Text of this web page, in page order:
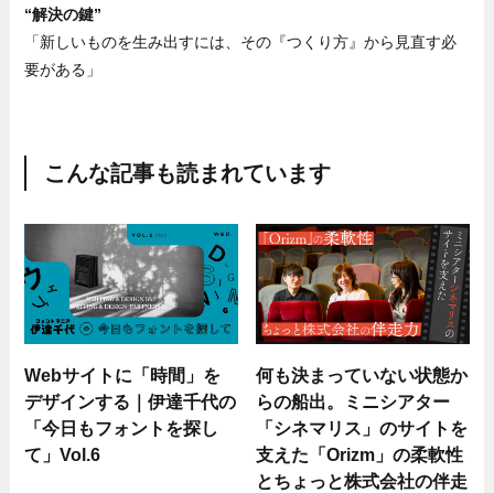
“解決の鍵”
「新しいものを生み出すには、その『つくり方』から見直す必
要がある」
こんな記事も読まれています
Webサイトに「時間」を
デザインする｜伊達千代の
「今日もフォントを探し
て」Vol.6
何も決まっていない状態か
らの船出。ミニシアター
「シネマリス」のサイトを
支えた「Orizm」の柔軟性
とちょっと株式会社の伴走